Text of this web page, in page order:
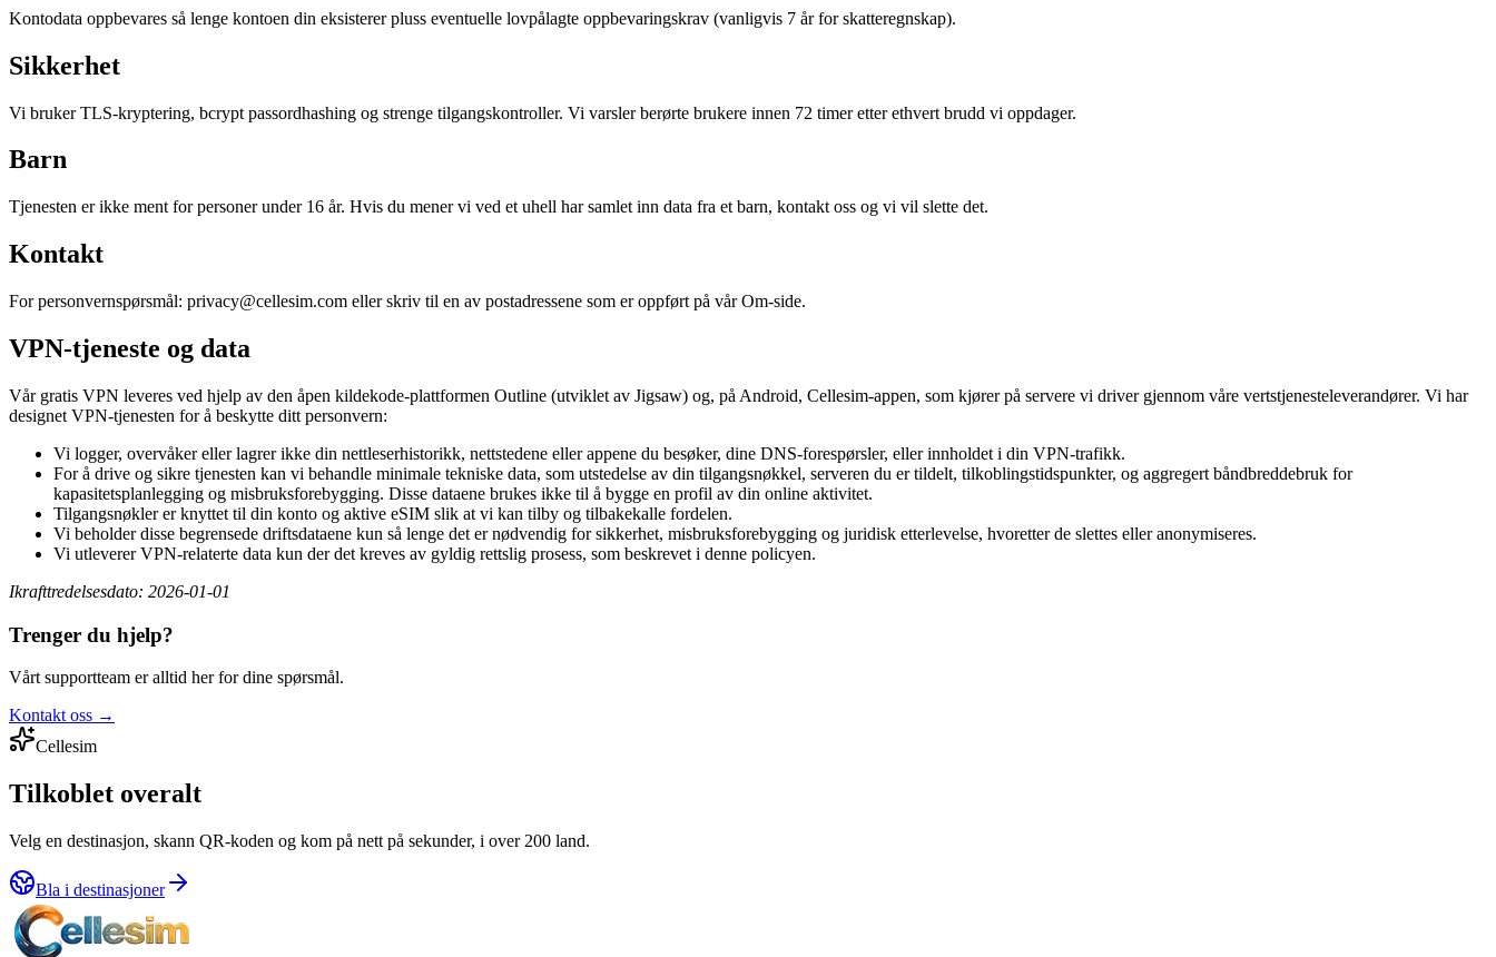
Kontodata oppbevares så lenge kontoen din eksisterer pluss eventuelle lovpålagte oppbevaringskrav (vanligvis 7 år for skatteregnskap).
Sikkerhet
Vi bruker TLS-kryptering, bcrypt passordhashing og strenge tilgangskontroller. Vi varsler berørte brukere innen 72 timer etter ethvert brudd vi oppdager.
Barn
Tjenesten er ikke ment for personer under 16 år. Hvis du mener vi ved et uhell har samlet inn data fra et barn, kontakt oss og vi vil slette det.
Kontakt
For personvernspørsmål: privacy@cellesim.com eller skriv til en av postadressene som er oppført på vår Om-side.
VPN-tjeneste og data
Vår gratis VPN leveres ved hjelp av den åpen kildekode-plattformen Outline (utviklet av Jigsaw) og, på Android, Cellesim-appen, som kjører på servere vi driver gjennom våre vertstjenesteleverandører. Vi har
designet VPN-tjenesten for å beskytte ditt personvern:
Vi logger, overvåker eller lagrer ikke din nettleserhistorikk, nettstedene eller appene du besøker, dine DNS-forespørsler, eller innholdet i din VPN-trafikk.
For å drive og sikre tjenesten kan vi behandle minimale tekniske data, som utstedelse av din tilgangsnøkkel, serveren du er tildelt, tilkoblingstidspunkter, og aggregert båndbreddebruk for
kapasitetsplanlegging og misbruksforebygging. Disse dataene brukes ikke til å bygge en profil av din online aktivitet.
Tilgangsnøkler er knyttet til din konto og aktive eSIM slik at vi kan tilby og tilbakekalle fordelen.
Vi beholder disse begrensede driftsdataene kun så lenge det er nødvendig for sikkerhet, misbruksforebygging og juridisk etterlevelse, hvoretter de slettes eller anonymiseres.
Vi utleverer VPN-relaterte data kun der det kreves av gyldig rettslig prosess, som beskrevet i denne policyen.
Ikrafttredelsesdato: 2026-01-01
Trenger du hjelp?
Vårt supportteam er alltid her for dine spørsmål.
Kontakt oss →
Cellesim
Tilkoblet overalt
Velg en destinasjon, skann QR-koden og kom på nett på sekunder, i over 200 land.
Bla i destinasjoner